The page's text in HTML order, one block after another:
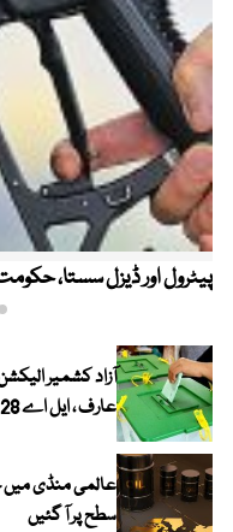
پیٹرول اور ڈیزل سستا،
عارف ، ایل اے 28 میں پیپلز پارٹی کے بازل نقوی کامیاب
عالمی منڈی میں
سطح پر آ گئیں